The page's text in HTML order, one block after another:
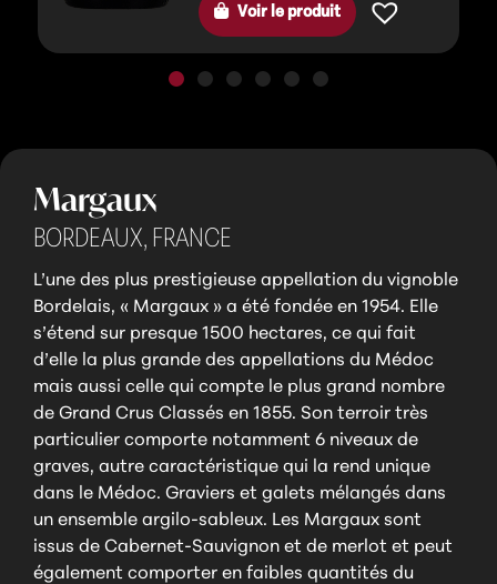
Voir le produit
Margaux
BORDEAUX, FRANCE
L’une des plus prestigieuse appellation du vignoble
Bordelais, « Margaux » a été fondée en 1954. Elle
s’étend sur presque 1500 hectares, ce qui fait
d’elle la plus grande des appellations du Médoc
mais aussi celle qui compte le plus grand nombre
de Grand Crus Classés en 1855. Son terroir très
particulier comporte notamment 6 niveaux de
graves, autre caractéristique qui la rend unique
dans le Médoc. Graviers et galets mélangés dans
un ensemble argilo-sableux. Les Margaux sont
issus de Cabernet-Sauvignon et de merlot et peut
également comporter en faibles quantités du